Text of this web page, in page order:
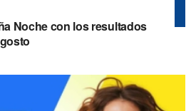
Noche con los resultados